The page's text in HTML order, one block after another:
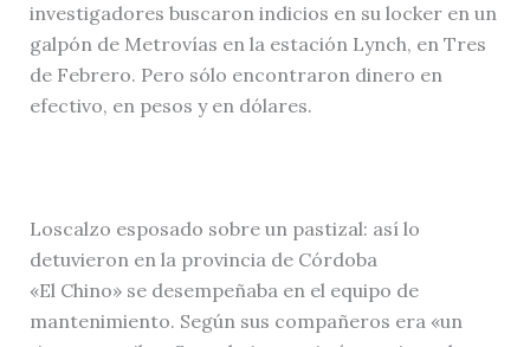
investigadores buscaron indicios en su locker en un
galpón de Metrovías en la estación Lynch, en Tres
de Febrero. Pero sólo encontraron dinero en
efectivo, en pesos y en dólares.
Loscalzo esposado sobre un pastizal: así lo
detuvieron en la provincia de Córdoba
«El Chino» se desempeñaba en el equipo de
mantenimiento. Según sus compañeros era «un